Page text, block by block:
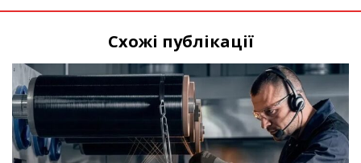
Схожі публікації